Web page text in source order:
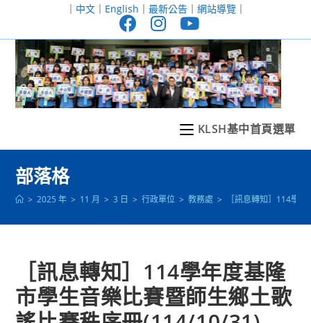
至
｜ 中文｜ English ｜ 最新公告｜ 網站導覽｜
KLSH基中首頁選單
部落格
> 2025 年 > 11 月 > 3 日 > 行政單位 > 教務處 > ［訊息轉知］114學
［訊息轉知］114學年度基隆
市學生音樂比賽暨師生鄉土歌